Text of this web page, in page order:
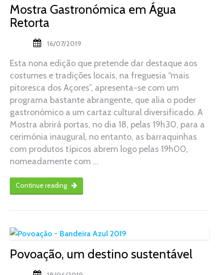
Mostra Gastronómica em Água
Retorta
16/07/2019
Esta nona edição que pretende dar destaque aos
costumes e tradições locais, na freguesia “mais
pitoresca dos Açores”, apresenta-se com um
programa bastante abrangente, que alia o poder
gastronómico a um cartaz cultural diversificado. A
Mostra abrirá portas, no dia 18, pelas 19h30, para a
cerimónia inaugural, no entanto, as barraquinhas
com produtos típicos abrem logo pelas 19h00,
nomeadamente com …
Continue reading
Povoação, um destino sustentável